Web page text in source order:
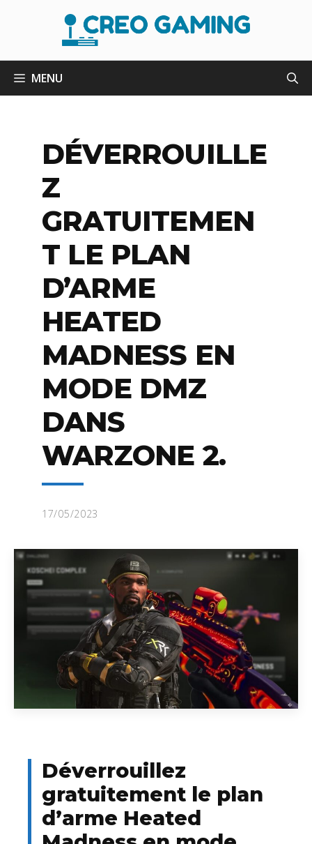
MENU
DÉVERROUILLE
Z
GRATUITEMEN
T LE PLAN
D’ARME
HEATED
MADNESS EN
MODE DMZ
DANS
WARZONE 2.
17/05/2023
Déverrouillez
gratuitement le plan
d’arme Heated